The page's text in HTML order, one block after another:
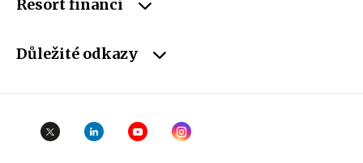
Resort financí
Důležité odkazy